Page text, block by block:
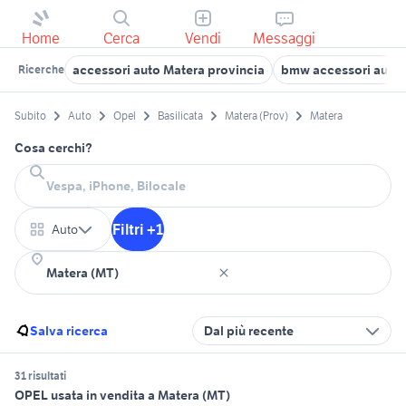
Home Cerca Vendi Messaggi
Ricerche accessori auto Matera provincia bmw accessori
Subito Auto Opel Basilicata Matera (Prov) Matera
Cosa cerchi?
Auto Filtri +1
Salva ricerca Dal più recente
31 risultati
OPEL usata in vendita a Matera (MT)